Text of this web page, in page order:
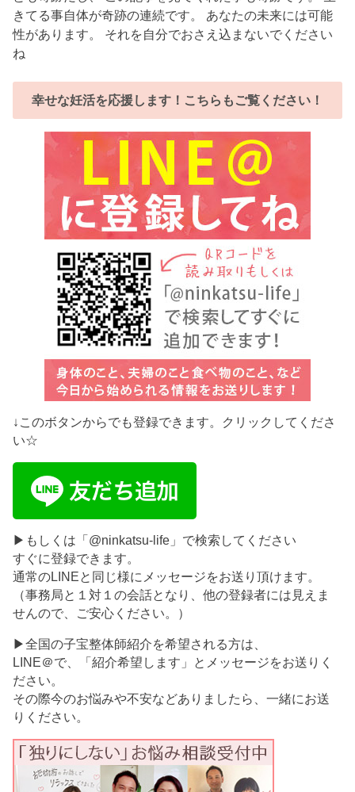
きてる事自体が奇跡の連続です。 あなたの未来には可能
性があります。 それを自分でおさえ込まないでください
ね
幸せな妊活を応援します！こちらもご覧ください！
↓このボタンからでも登録できます。クリックしてくださ
い☆
▶もしくは「@ninkatsu-life」で検索してください
すぐに登録できます。
通常のLINEと同じ様にメッセージをお送り頂けます。
（事務局と１対１の会話となり、他の登録者には見えま
せんので、ご安心ください。）
▶全国の子宝整体師紹介を希望される方は、
LINE＠で、「紹介希望します」とメッセージをお送りく
ださい。
その際今のお悩みや不安などありましたら、一緒にお送
りください。